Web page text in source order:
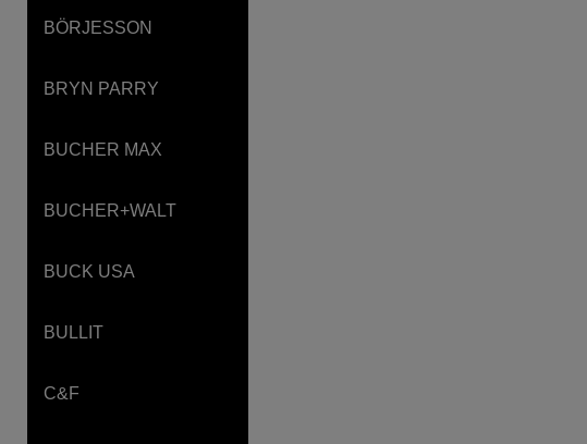
BÖRJESSON
BRYN PARRY
BUCHER MAX
BUCHER+WALT
BUCK USA
BULLIT
C&F